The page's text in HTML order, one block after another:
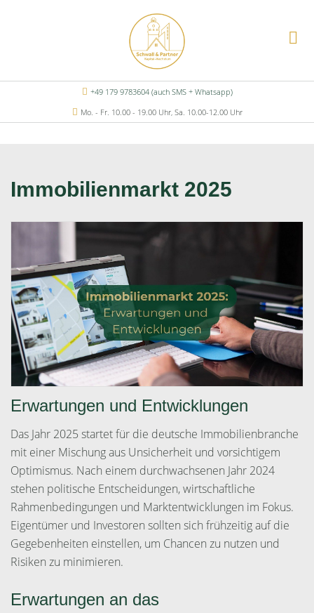
+49 179 9783604 (auch SMS + Whatsapp)
Mo. - Fr. 10.00 - 19.00 Uhr, Sa. 10.00-12.00 Uhr
Immobilienmarkt 2025
Erwartungen und Entwicklungen
Das Jahr 2025 startet für die deutsche Immobilienbranche
mit einer Mischung aus Unsicherheit und vorsichtigem
Optimismus. Nach einem durchwachsenen Jahr 2024
stehen politische Entscheidungen, wirtschaftliche
Rahmenbedingungen und Marktentwicklungen im Fokus.
Eigentümer und Investoren sollten sich frühzeitig auf die
Gegebenheiten einstellen, um Chancen zu nutzen und
Risiken zu minimieren.
Erwartungen an das